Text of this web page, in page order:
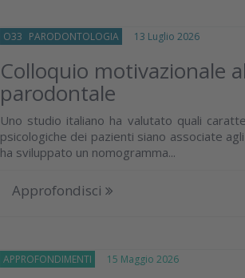
O33 PARODONTOLOGIA 13 Luglio 2026
Colloquio motivazionale
parodontale
Uno studio italiano ha valutato quali
psicologiche dei pazienti siano associate
ha sviluppato un nomogramma...
Approfondisci
APPROFONDIMENTI 15 Maggio 2026